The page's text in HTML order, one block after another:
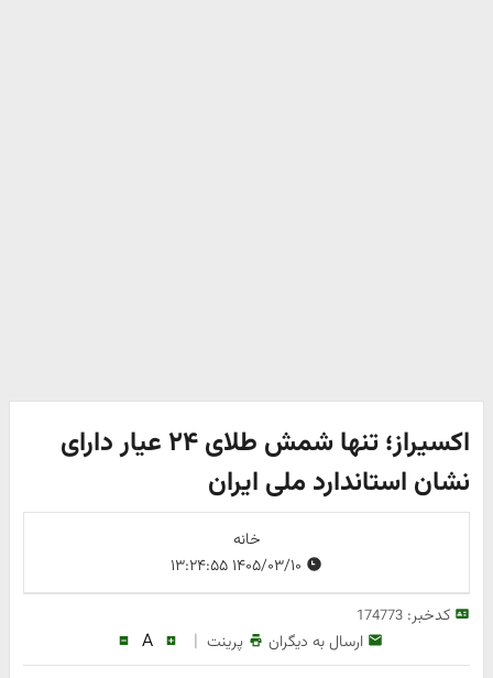
اکسیراز؛ تنها شمش طلای ۲۴ عیار دارای
نشان استاندارد ملی ایران
خانه
کدخبر:174773
ارسال به دیگران پرینت |
A